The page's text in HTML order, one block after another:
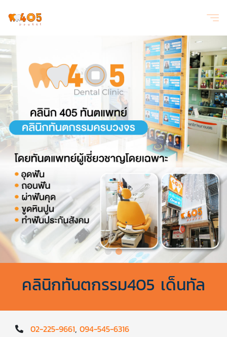
คลินิกทันตกรรม405 เด็นทัล
02-225-9661, 094-545-6316